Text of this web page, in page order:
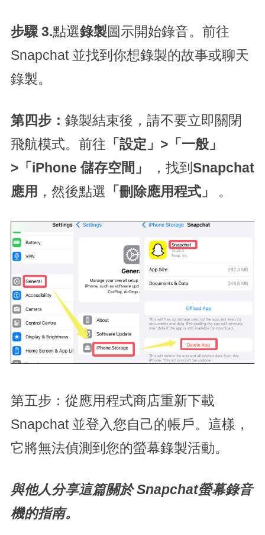
步驟 3.點選錄製圖示開始錄音。前往
Snapchat 並找到你想錄製的故事或聊天
錄製。
第四步： 錄製結束後，請不要立即關閉
飛航模式。前往 「設定」>「一般」
>「iPhone 儲存空間」
，找到 Snapchat
應用 ，然後點選 「刪除應用程式」 。
第五步：從應用程式商店重新下載
Snapchat 並登入您自己的帳戶。這樣，
它將無法偵測到您的螢幕錄製活動。
與他人分享這篇關於 Snapchat螢幕錄音
機的指南。